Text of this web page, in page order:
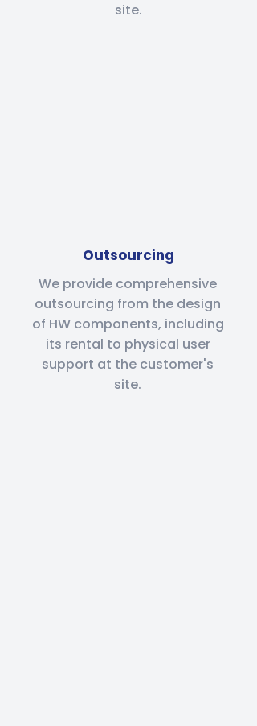
site.
Outsourcing
We provide comprehensive
outsourcing from the design
of HW components, including
its rental to physical user
support at the customer's
site.